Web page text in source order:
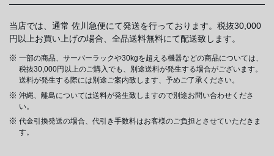
当店では、通常 佐川急便にて発送を行っております。税抜30,000
円以上お買い上げの場合、全品送料無料にて配送致します。
一部の商品、サーバーラックや30kgを超える機器などの商品については、
税抜30,000円以上のご購入でも、別途送料が発生する場合がございます。
送料が発生する際には別途ご案内致します、予めご了承ください。
沖縄、離島については送料が発生致しますので別途お問い合わせくださ
い。
代金引換発送の場合、代引き手数料はお客様のご負担とさせていただきま
す。